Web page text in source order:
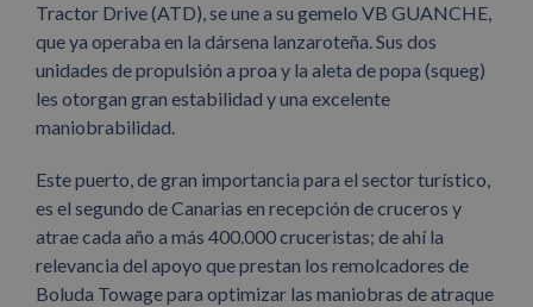
Tractor Drive (ATD), se une a su gemelo VB GUANCHE,
que ya operaba en la dársena lanzaroteña. Sus dos
unidades de propulsión a proa y la aleta de popa (squeg)
les otorgan gran estabilidad y una excelente
maniobrabilidad.
Este puerto, de gran importancia para el sector turístico,
es el segundo de Canarias en recepción de cruceros y
atrae cada año a más 400.000 cruceristas; de ahí la
relevancia del apoyo que prestan los remolcadores de
Boluda Towage para optimizar las maniobras de atraque